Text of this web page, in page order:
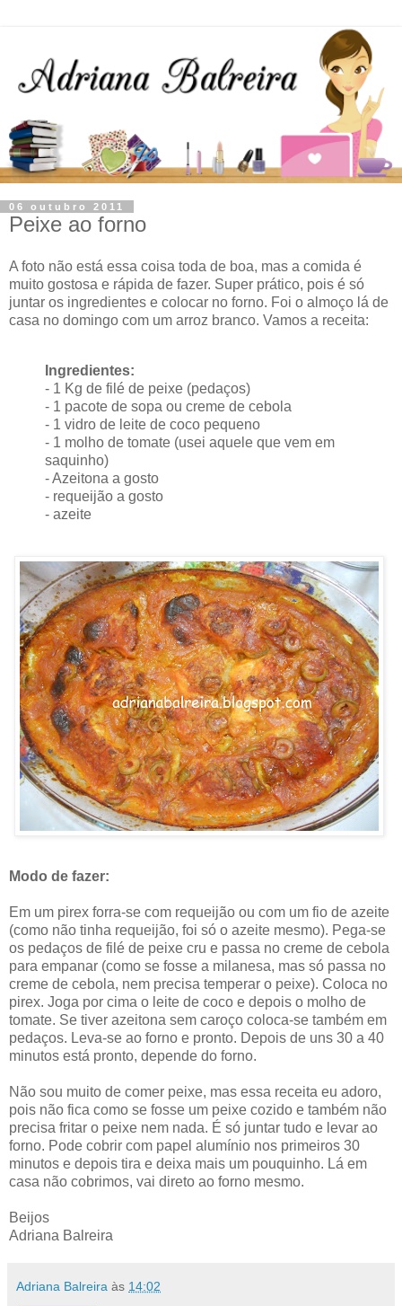
06 outubro 2011
Peixe ao forno
A foto não está essa coisa toda de boa, mas a comida é
muito gostosa e rápida de fazer. Super prático, pois é só
juntar os ingredientes e colocar no forno. Foi o almoço lá de
casa no domingo com um arroz branco. Vamos a receita:
Ingredientes:
- 1 Kg de filé de peixe (pedaços)
- 1 pacote de sopa ou creme de cebola
- 1 vidro de leite de coco pequeno
- 1 molho de tomate (usei aquele que vem em
saquinho)
- Azeitona a gosto
- requeijão a gosto
- azeite
Modo de fazer:
Em um pirex forra-se com requeijão ou com um fio de azeite
(como não tinha requeijão, foi só o azeite mesmo). Pega-se
os pedaços de filé de peixe cru e passa no creme de cebola
para empanar (como se fosse a milanesa, mas só passa no
creme de cebola, nem precisa temperar o peixe). Coloca no
pirex. Joga por cima o leite de coco e depois o molho de
tomate. Se tiver azeitona sem caroço coloca-se também em
pedaços. Leva-se ao forno e pronto. Depois de uns 30 a 40
minutos está pronto, depende do forno.
Não sou muito de comer peixe, mas essa receita eu adoro,
pois não fica como se fosse um peixe cozido e também não
precisa fritar o peixe nem nada. É só juntar tudo e levar ao
forno. Pode cobrir com papel alumínio nos primeiros 30
minutos e depois tira e deixa mais um pouquinho. Lá em
casa não cobrimos, vai direto ao forno mesmo.
Beijos
Adriana Balreira
Adriana Balreira às 14:02